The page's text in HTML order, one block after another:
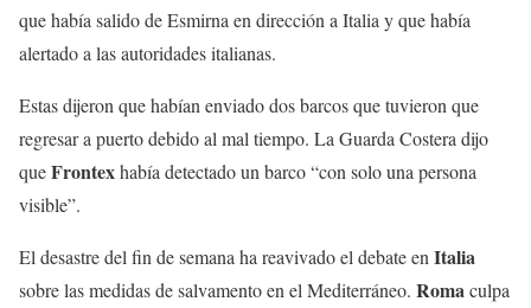
que había salido de Esmirna en dirección a Italia y que había
alertado a las autoridades italianas.
Estas dijeron que habían enviado dos barcos que tuvieron que
regresar a puerto debido al mal tiempo. La Guarda Costera dijo
queFrontexhabía detectado un barco “con solo una persona
visible”.
El desastre del fin de semana ha reavivado el debate en Italia
sobre las medidas de salvamento en el Mediterráneo. Romaculpa